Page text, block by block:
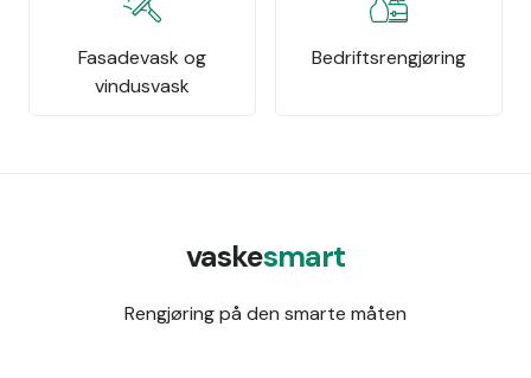
Fasadevask og
vindusvask
Bedriftsrengjøring
vaskesmart
Rengjøring på den smarte måten